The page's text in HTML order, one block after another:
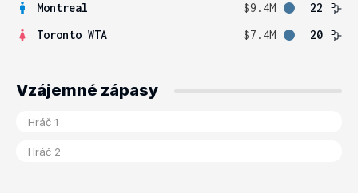
Montreal $9.4M
22
Toronto WTA
$7.4M 20
Vzájemné zápasy